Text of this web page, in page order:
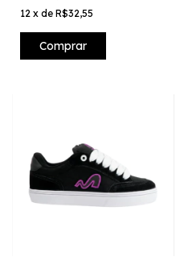
12 x de R$32,55
Comprar